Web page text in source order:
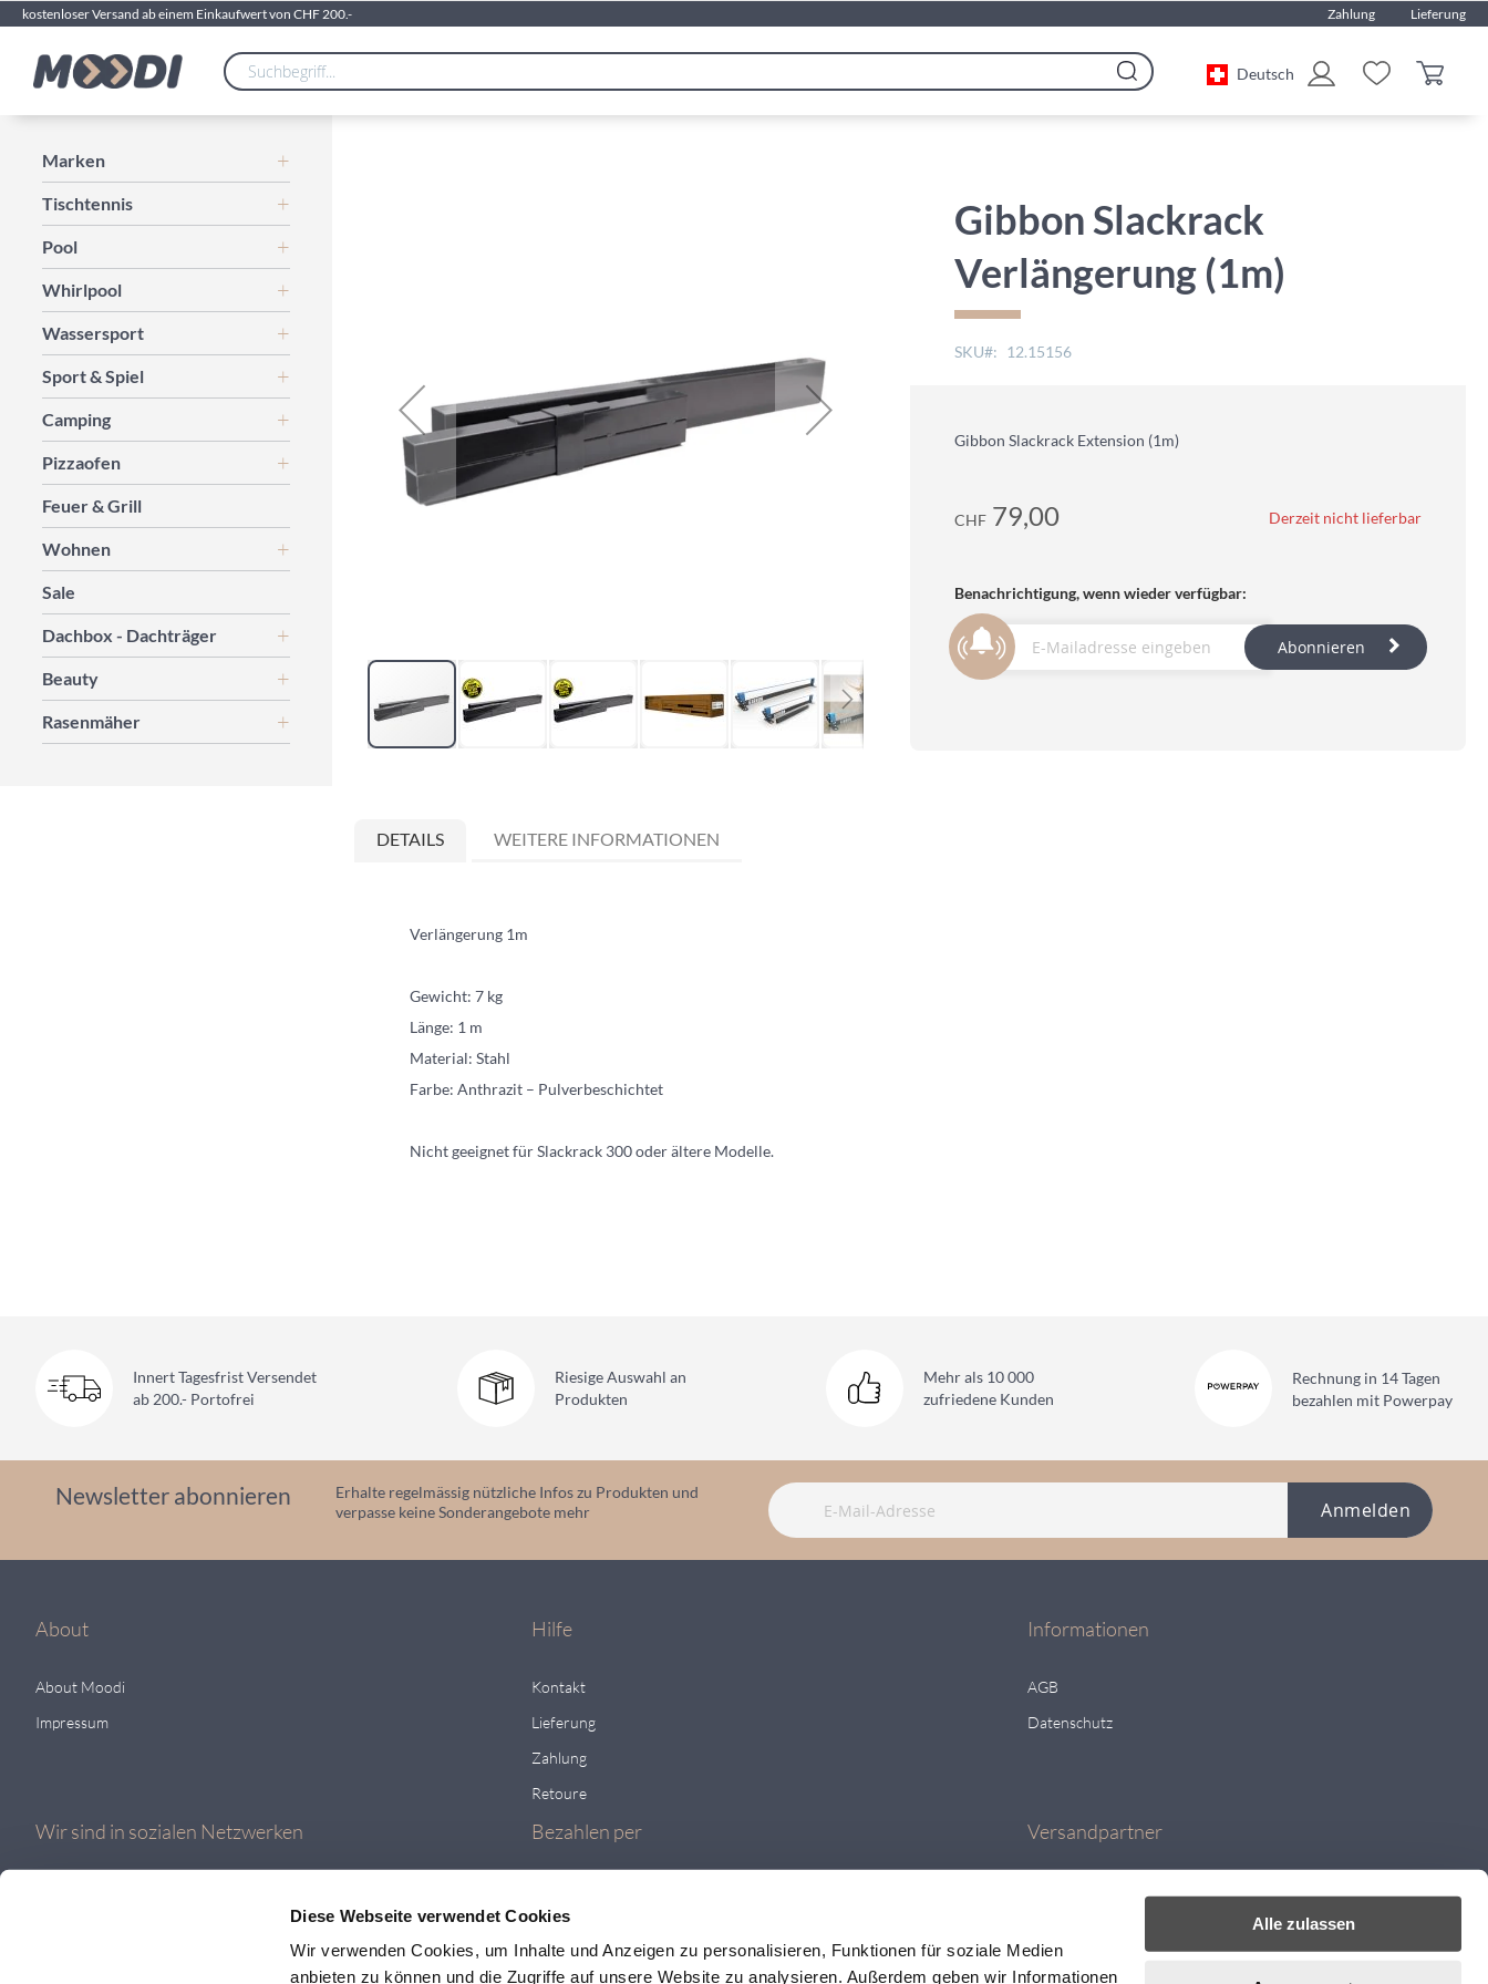
Diese Webseite verwendet Cookies
Wir verwenden Cookies, um Inhalte und Anzeigen zu personalisieren, Funktionen für soziale Medien
anbieten zu können und die Zugriffe auf unsere Website zu analysieren. Außerdem geben wir Informationen
Alle zulassen
kostenloser Versand ab einem Einkaufwert von CHF 200.- Zahlung Lieferung
Search
Deutsch
Gibbon Slackrack
Verlängerung (1m)
SKU 12.15156
Gibbon Slackrack Extension (1m)
CHF 79,00 Derzeit nicht lieferbar
Benachrichtigung, wenn wieder verfügbar:
Abonnieren
Bildgalerie
DETAILS
Verlängerung 1m
Gewicht: 7 kg
Länge: 1 m
Material: Stahl
Farbe: Anthrazit – Pulverbeschichtet
Nicht geeignet für Slackrack 300 oder ältere Modelle.
WEITERE INFORMATIONEN
Marken
Tischtennis
Pool
Whirlpool
Wassersport
Sport & Spiel
Camping
Pizzaofen
Feuer & Grill
Wohnen
Sale
Dachbox - Dachträger
Beauty
Rasenmäher
Innert Tagesfrist Versendet
ab 200.- Portofrei
Riesige Auswahl an
Produkten
Mehr als 10 000
zufriedene Kunden
Rechnung in 14 Tagen
bezahlen mit Powerpay
Newsletter abonnieren
Erhalte regelmässig nützliche Infos zu Produkten und
verpasse keine Sonderangebote mehr
Anmelden
About
About Moodi
Impressum
Hilfe
Kontakt
Lieferung
Zahlung
Retoure
Informationen
AGB
Datenschutz
Wir sind in sozialen Netzwerken Bezahlen per Versandpartner